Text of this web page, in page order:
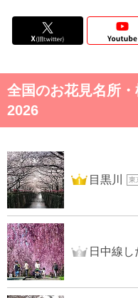
全国のお花見名所
2026
1位 目黒川 東
2位 日中線